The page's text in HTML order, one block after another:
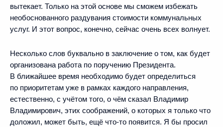
вытекает. Только на этой основе мы сможем избежать
необоснованного раздувания стоимости коммунальных
услуг. И этот вопрос, конечно, сейчас очень всех волнует.
Несколько слов буквально в заключение о том, как будет
организована работа по поручению Президента.
В ближайшее время необходимо будет определиться
по приоритетам уже в рамках каждого направления,
естественно, с учётом того, о чём сказал Владимир
Владимирович, этих соображений, о которых я только что
доложил, может быть, ещё что‑то появится. Я бы просил